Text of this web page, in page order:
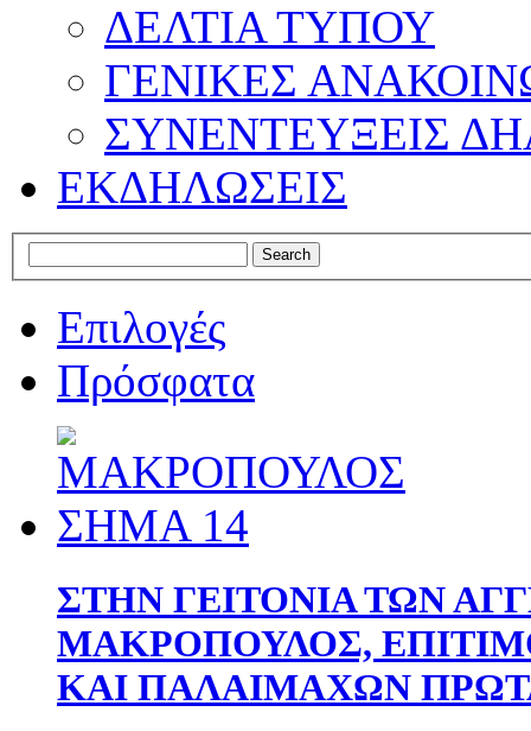
ΔΕΛΤΙΑ ΤΥΠΟΥ
ΓΕΝΙΚΕΣ
ΣΥΝΕΝΤΕΥΞΕΙΣ
ΕΚΔΗΛΩΣΕΙΣ
Επιλογές
Πρόσφατα
ΣΤΗΝ ΓΕΙΤΟΝΙΑ ΤΩΝ
ΜΑΚΡΟΠΟΥΛΟΣ,
ΚΑΙ ΠΑΛΑΙΜΑΧΩΝ